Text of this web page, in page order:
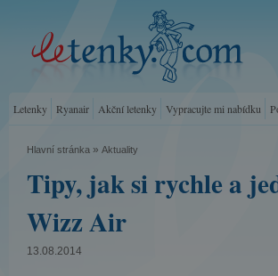
Letenky Ryanair Akční letenky Vypracujte mi nabídku
Hlavní stránka » Aktuality
Tipy, jak si rychle a
Wizz Air
13.08.2014